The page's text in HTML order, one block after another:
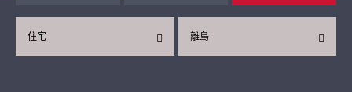
離島
住宅